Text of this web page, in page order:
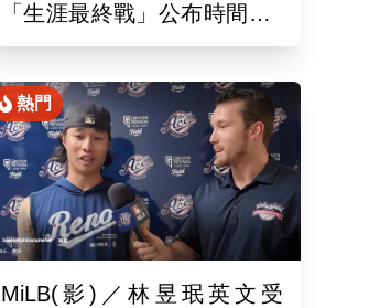
「生涯最終戰」公布時間！9
月26於新潟主場舉辦引退儀
熱門
MiLB(影)／林昱珉英文受